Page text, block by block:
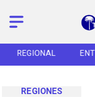
REGIONAL
REGIONES